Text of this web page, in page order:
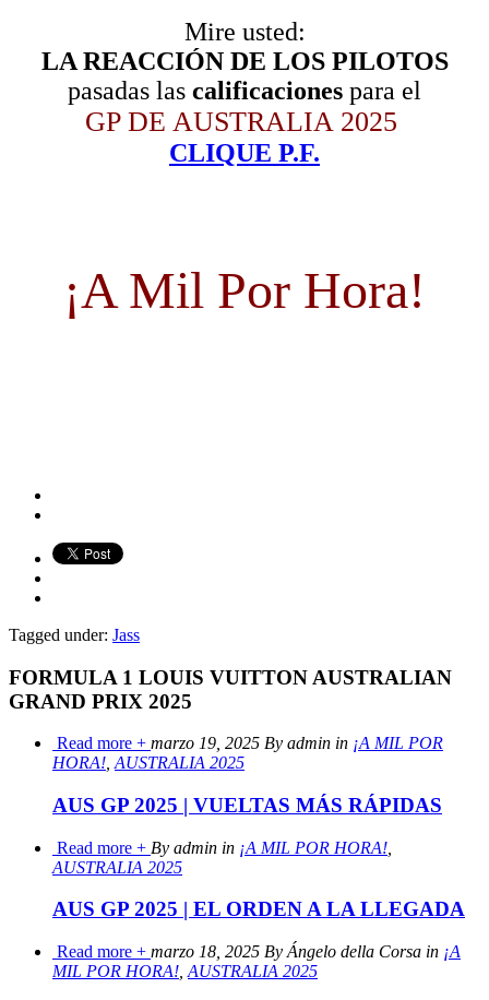
Mire usted:
LA REACCIÓN DE LOS PILOTOS
pasadas las calificaciones para el
GP DE AUSTRALIA 2025
CLIQUE P.F.
¡A Mil Por Hora!
Tagged under: Jass
FORMULA 1 LOUIS VUITTON AUSTRALIAN
GRAND PRIX 2025
Read more + marzo 19, 2025 By admin in ¡A MIL POR
HORA! AUSTRALIA 2025
AUS GP 2025 | VUELTAS MÁS RÁPIDAS
Read more + By admin in ¡A MIL POR HORA!
AUSTRALIA 2025
AUS GP 2025 | EL ORDEN A LA LLEGADA
Read more + marzo 18, 2025 By Ángelo della Corsa in ¡A
MIL POR HORA! AUSTRALIA 2025